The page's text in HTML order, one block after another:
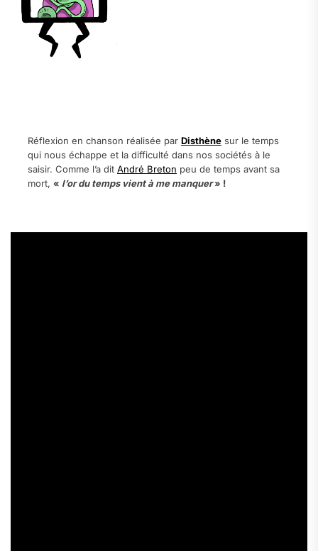
Réflexion en chanson réalisée par Disthène sur le temps
qui nous échappe et la difficulté dans nos sociétés à le
saisir. Comme l’a dit André Breton peu de temps avant sa
mort, « l’or du temps vient à me manquer» !